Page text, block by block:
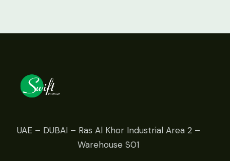
UAE – DUBAI – Ras Al Khor Industrial Area 2 –
Warehouse S01